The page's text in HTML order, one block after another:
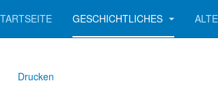
GESCHICHTLICHES
Drucken